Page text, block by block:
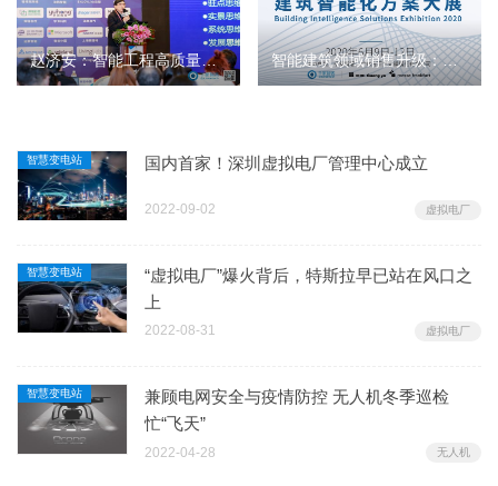
赵济安：智能工程高质量提升持续的若干明示和探讨 智能建筑领域销售升级：从卖产品到卖方案
智慧变电站 国内首家！深圳虚拟电厂管理中心成立
2022-09-02 虚拟电厂
智慧变电站
“虚拟电厂”爆火背后，特斯拉早已站在风口之
上
2022-08-31 虚拟电厂
智慧变电站
兼顾电网安全与疫情防控 无人机冬季巡检
忙“飞天”
2022-04-28 无人机